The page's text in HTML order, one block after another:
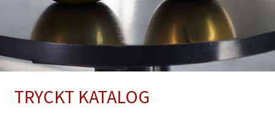
TRYCKT KATALOG